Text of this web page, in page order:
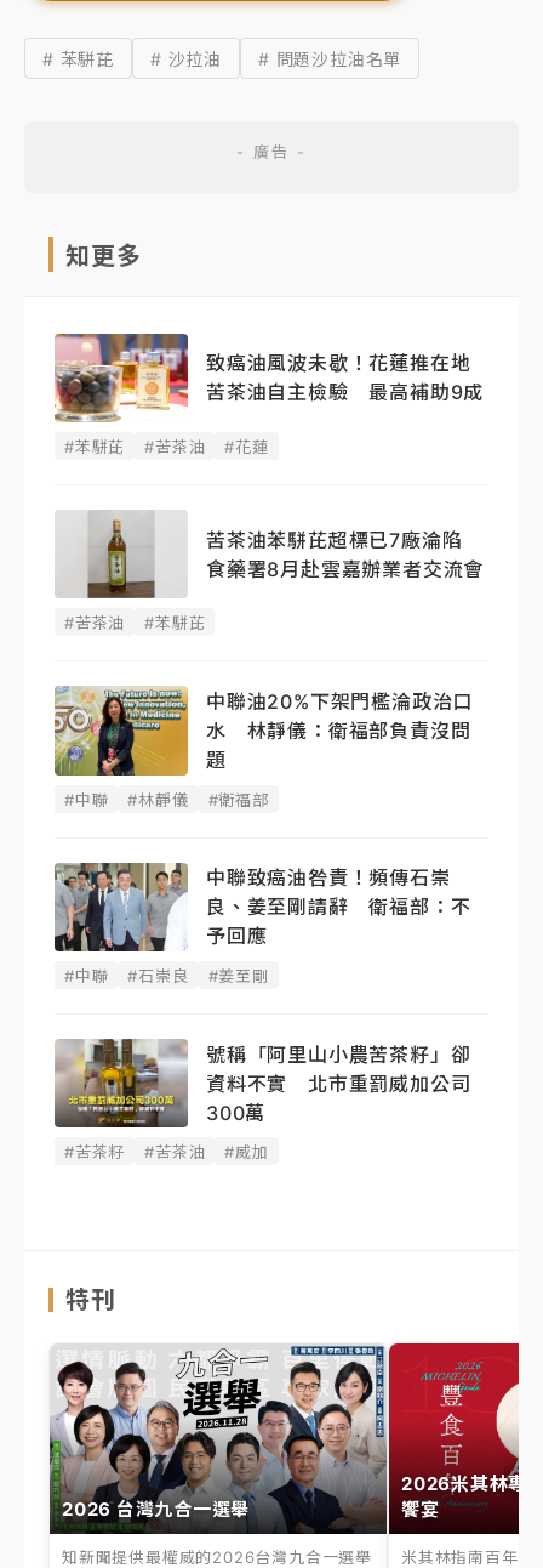
# 苯駢芘 # 沙拉油 # 問題沙拉油名單
知更多
致癌油風波未歇！花蓮推在地
苦茶油自主檢驗 最高補助9成
#苯駢芘 #苦茶油 #花蓮
苦茶油苯駢芘超標已7廠淪陷
食藥署8月赴雲嘉辦業者交流會
#苦茶油 #苯駢芘
中聯油20%下架門檻淪政治口
水 林靜儀：衛福部負責沒問
題
#中聯 #林靜儀 #衛福部
中聯致癌油咎責！頻傳石崇
良、姜至剛請辭 衛福部：不
予回應
#中聯 #石崇良 #姜至剛
號稱「阿里山小農苦茶籽」卻
資料不實 北市重罰威加公司
300萬
#苦茶籽 #苦茶油 #威加
特刊
2026 台灣九合一選舉
知新聞提供最權威的2026台灣九合一選舉
2026米其林專
饗宴
米其林指南百年之